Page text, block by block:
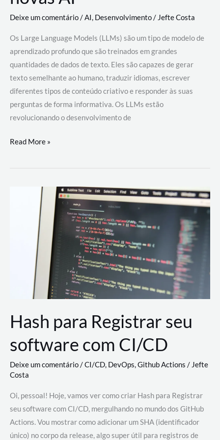
Deixe um comentário/AI, Desenvolvimento/ Jefte Costa
Os Large Language Models (LLMs) são um tipo de modelo de
aprendizado profundo que são treinados em grandes
quantidades de dados de texto. Eles são capazes de gerar
texto semelhante ao humano, traduzir idiomas, escrever
diferentes tipos de conteúdo criativo e responder às suas
perguntas de forma informativa. Os LLMs estão
revolucionando o desenvolvimento de
Large
Models
revolucionando
desenvolvimento
Read More »
Hash para Registrar seu
software com CI/CD
Deixe um comentário/CI/CD, DevOps,Github Actions /Jefte
Costa
Oi, pessoal! Hoje, vamos ver como criar Hash para Registrar
seu software com CI/CD, mergulhando no mundo dos GitHub
Actions. Vou mostrar como adicionar um SHA (identificador
único) no corpo da release, algo super útil para registros de